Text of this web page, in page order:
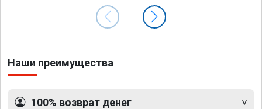
Наши преимущества
100% возврат денег